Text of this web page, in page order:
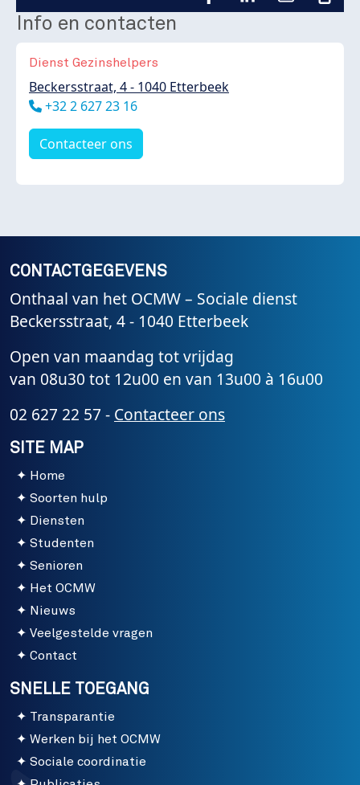
Info en contacten
Dienst Gezinshelpers
Beckersstraat, 4 - 1040 Etterbeek
Téléphone
+32 2 627 23 16
Contacteer ons
CONTACTGEGEVENS
Onthaal van het OCMW – Sociale dienst
Beckersstraat, 4 - 1040 Etterbeek
Open van maandag tot vrijdag
van 08u30 tot 12u00 en van 13u00 à 16u00
02 627 22 57 - Contacteer ons
SITE MAP
Home
Soorten hulp
Diensten
Studenten
Senioren
Het OCMW
Nieuws
Veelgestelde vragen
Contact
SNELLE TOEGANG
Transparantie
Werken bij het OCMW
Sociale coordinatie